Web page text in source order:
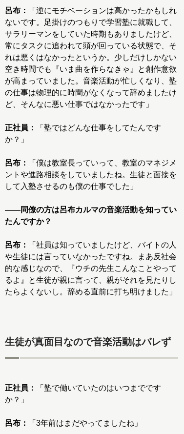
呂布：
「逆にモチベーションは高かったかもしれ
ないです。足掛けのつもりで学習塾に就職して、
サラリーマンをしていた時期もありましたけど、
常にタスクに追われて頭が回っている状態で、そ
れは悪くはなかったというか。少しだけしかない
空き時間でも『いま曲を作らなきゃ』と創作意欲
が高まっていました。音楽活動が忙しくなり、塾
の仕事は物理的に時間がなくなって辞めましたけ
ど、そんなに悪い仕事ではなかったです」
正社員：
「塾ではどんな仕事をしてたんです
か？」
呂布：
「僕は教室長っていって、教室のマネジメ
ントや進路相談をしていましたね。生徒と面接を
して入塾させるのも僕の仕事でした」
――同僚の方は呂布カルマの音楽活動を知ってい
たんですか？
呂布：
「社員は知っていましたけど、バイトの人
や生徒には言っていなかったですね。まあ反社会
的な感じなので、『ウチの先生こんなことやって
るよ』と生徒が親に言って、親がそれを見たりし
たらよくないし。辞める直前に打ち明けました」
生徒が真面目なので音楽活動はバレず
正社員：
「塾で働いていたのはいつまでです
か？」
呂布： 「3年前はまだやってましたね」